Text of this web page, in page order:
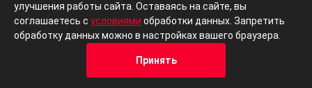
от 1 209 000 ₽
В кредит от12 845 ₽/мес.
Оставить заявку
улучшения работы сайта. Оставаясь на сайте, вы
соглашаетесь с условиями обработки данных. Запретить
обработку данных можно в настройках вашего браузера.
Принять
Отзывы Позвонить Адрес